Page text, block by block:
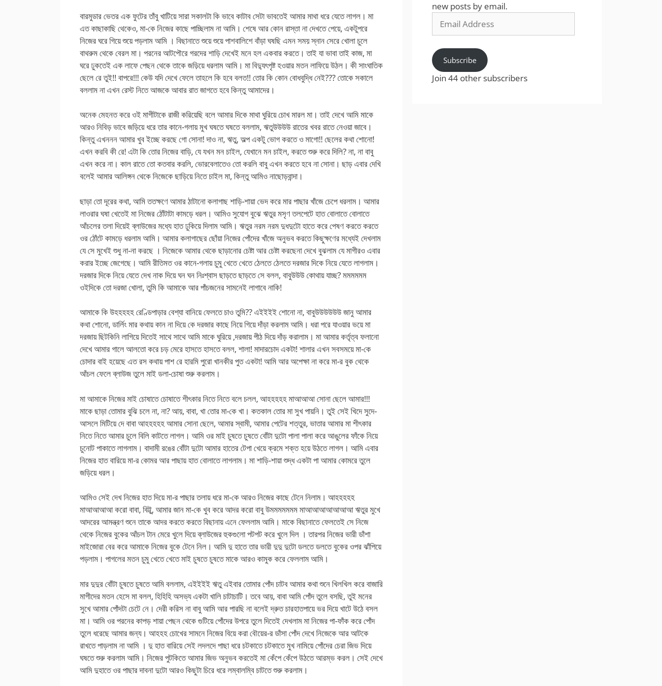
বারমুডার ভেতর এক ফুটের তাঁবু খাটিয়ে সারা সকালটা কি ভাবে কাটাব সেটা ভাবতেই আমার মাথা ধরে যেতে লাগল। মা
এত কাছাকাছি থেকেও, মা-কে নিজের কাছে পাচ্ছিলাম না আমি। শেষে আর কোন রাস্তা না দেখতে পেয়ে, একটুপরে
নিজের ঘরে গিয়ে শুয়ে পড়লাম আমি । বিছানাতে শুয়ে শুয়ে পাশবালিশে বাঁড়া ঘষছি এমন সময় স্নান সেরে খোলা চুলে
বাথরুম থেকে বেরল মা। পরনের আটপৌরে গরদের শাড়ি দেখেই মনে হল একবার করতে। তাই যা ভাবা তাই কাজ, মা
ঘরে ঢুকতেই এক লাফে পেছন থেকে তাকে জড়িয়ে ধরলাম আমি। মা বিদ্যুৎপৃষ্ট হওয়ার মতন লাফিয়ে উঠল। কী সাংঘাতিক
ছেলে রে তুই!! বাপরে!!! কেউ যদি দেখে ফেলে তাহলে কি হবে বলত!! তোর কি কোন বোধবুদ্ধি নেই??? তোকে সকালে
বললাম না এখন রেস্ট নিতে আজকে আবার রাত জাগতে হবে কিন্তু আমাদের।
অনেক মেহনত করে ওই মাগীটাকে রাজী করিয়েছি বলে আমার দিকে মাথা ঘুরিয়ে চোখ মারল মা। তাই দেখে আমি মাকে
আরও নিবিড় ভাবে জড়িয়ে ধরে তার কানে-গলায় মুখ ঘষতে ঘষতে বললাম, ঋতুউউউউ রাতের খবর রাতে নেওয়া জাবে।
কিন্তু এখননন আমার খুব ইচ্ছে করছে গো সোনা! দাও না, ঋতু, অল্প একটু ভোগ করতে ও মাগো!! ছেলের কথা শোনো!
এখন করবি কী রে! এটা কি তোর নিজের বাড়ি, যে যখন মন চাইল, যেখানে মন চাইল, করতে শুরু করে দিলি? না, না বাবু
এখন করে না। কাল রাতে তো কতবার করলি, ভোরবেলাতেও তো করলি বাবু এখন করতে হবে না সোনা। ছাড় এবার দেখি
বলেই আমার আলিঙ্গন থেকে নিজেকে ছাড়িয়ে নিতে চাইল মা, কিন্তু আমিও নাছোড়বান্দা।
ছাড়া তো দূরের কথা, আমি ততক্ষণে আমার ঠাটানো কলাগাছ শাড়ি-শায়া ভেদ করে মার পাছার খাঁজে চেপে ধরলাম। আমার
লাওরার ঘষা খেতেই মা নিজের ঠোঁটাটা কামড়ে ধরল। আমিও সুযোগ বুঝে ঋতুর মসৃণ তলপেটে হাত বোলাতে বোলাতে
আঁচলের তলা দিয়েই ব্লাউজের মধ্যে হাত ঢুকিয়ে দিলাম আমি। ঋতুর নরম নরম দুধদুটো হাতে করে পেষণ করতে করতে
ওর ঠোঁটে কামড়ে ধরলাম আমি। আমার কলাগাছের ছোঁয়া নিজের পোঁদের খাঁজে অনুভব করতে কিছুক্ষণের মধ্যেই দেখলাম
যে সে মুখেই শুধু না-না করছে । নিজেকে আমার থেকে ছাড়ানোর চেষ্টা আর চেষ্টা করছেনা দেখে বুঝলাম যে মাগীরও এবার
করার ইচ্ছে জেগেছে। আমি রীতিমত ওর কানে-গলায় চুমু খেতে খেতে ঠেলতে ঠেলতে দরজার দিকে নিয়ে যেতে লাগলাম।
দরজার দিকে নিয়ে যেতে দেখ নাক দিয়ে ঘন ঘন নিঃশ্বাস ছাড়তে ছাড়তে সে বলল, বাবুউউউ কোথায় যাচ্ছ? মমমমমম
ওইদিকে তো দরজা খোলা, তুমি কি আমাকে আর পাঁচজনের সামনেই লাগাবে নাকি!
আমাকে কি উহহহহহ রেণ্ডিপাড়ার বেশ্যা বানিয়ে ফেলতে চাও তুমি?? এইইইই শোনো না, বাবুউউউউউউ জানু আমার
কথা শোনো, ডার্লিং মার কথায় কান না দিয়ে কে দরজার কাছে নিয়ে গিয়ে দাঁড়া করলাম আমি। ধরা পরে যাওয়ার ভয়ে মা
দরজায় ছিটকিনি লাগিয়ে দিতেই সাথে সাথে আমি মাকে ঘুরিয়ে ,দরজায় পীঠ দিয়ে দাঁড় করালাম। মা আমার কর্তৃত্ব ফলানো
দেখে আমার গালে আলতো করে চড় মেরে হাসতে হাসতে বলল, শালা! মাদারচোদ একটা! শালার এখন সবসময়ে মা-কে
চোদার বাই হয়েছে এত রস কথায় পাশ রে হারমি পুরো খানকীর পুত একটা! আমি আর অপেক্ষা না করে মা-র বুক থেকে
আঁচল ফেলে ব্লাউজ তুলে মাই ডলা-চোষা শুরু করলাম।
মা আমাকে নিজের মাই চোষাতে চোষাতে শীৎকার নিতে নিতে বলে চলল, আহহহহহ মাআআআ সোনা ছেলে আমার!!!
মাকে ছাড়া তোমার বুঝি চলে না, না? আয়, বাবা, খা তোর মা-কে খা। কতকাল তোর মা সুখ পায়নি। তুই সেই খিদে সুদে-
আসলে মিটিয়ে দে বাবা আহহহহহ আমার সোনা ছেলে, আমার স্বামী, আমার পেটের শত্তুর, ভাতার আমার মা শীৎকার
নিতে নিতে আমার চুলে বিলি কাটতে লাগল। আমি ওর মাই চুষতে চুষতে বোঁটা দুটো পালা পালা করে আঙুলের ফাঁকে নিয়ে
চুনোট পাকাতে লাগলাম। বাদামী রঙের বোঁটা দুটো আমার হাতের টেপা খেয়ে ক্রমে শক্ত হয়ে উঠতে লাগল। আমি এবার
নিজের হাত বারিয়ে মা-র কোমর আর পাছায় হাত বোলাতে লাগলাম। মা শাড়ি-শায়া শুদ্ধ একটা পা আমার কোমরে তুলে
জড়িয়ে ধরল।
আমিও সেই দেখ নিজের হাত দিয়ে মা-র পাছার তলায় ধরে মা-কে আরও নিজের কাছে টেনে নিলাম। আহহহহহ
মাআআআআ করো বাবা, বিট্টু, আমার জান মা-কে খুব করে আদর করো বাবু উমমমমমমম মাআআআআআআআ ঋতুর মুখে
আদরের আমন্ত্রণ শুনে তাকে আদর করতে করতে বিছানায় এনে ফেললাম আমি। মাকে বিছানাতে ফেলতেই সে নিজে
থেকে নিজের বুকের আঁচল টান মেরে খুলে দিয়ে ব্লাউজের হুকগুলো পটপট করে খুলে দিল । তারপর নিজের ভারী ডাঁশা
মাইজোরা বের করে আমাকে নিজের বুকে টেনে নিল। আমি দু হাতে তার ভারী দুদু দুটো ডলতে ডলতে বুকের ওপর ঝাঁপিয়ে
পড়লাম। পাগলের মতন চুমু খেতে খেতে মাই চুষতে চুষতে মাকে আরও কামুক করে ফেললাম আমি।
মার দুদুর বোঁটা চুষতে চুষতে আমি বললাম, এইইইই ঋতু এইবার তোমার পোঁদ চাটব আমার কথা শুনে খিলখিল করে বাজারি
মাগীদের মতন হেসে মা বলল, হিহিহি অসভ্য একটা খালি চাটাচাটি। তবে আয়, বাবা আমি পোঁদ তুলে বসছি, তুই মনের
সুখে আমার পোঁদটা চেটে নে। দেরী করিস না বাবু আমি আর পারছি না বলেই দ্রুত চারহাতপায়ে ভর দিয়ে খাটে উঠে বসল
মা। আমি ওর পরনের কাপড় শায়া পেছন থেকে গুটিয়ে পোঁদের উপরে তুলে দিতেই দেখলাম মা নিজের পা-ফাঁক করে পোঁদ
তুলে ধরেছে আমার জন্য। আহহহ চোখের সামনে নিজের বিয়ে করা বৌয়ের-র ডাঁসা পোঁদ দেখে নিজেকে আর আটকে
রাখতে পাড়লাম না আমি । দু হাত বারিয়ে সেই লদলদে পাছা ধরে চটকাতে চটকাতে মুখ নামিয়ে পোঁদের চেরা জিভ দিয়ে
ঘষতে শুরু করলাম আমি। নিজের পুটকিতে আমার জিভ অনুভব করতেই মা কেঁপে কেঁপে উঠতে আরম্ভ করল। সেই দেখে
আমি দুহাতে ওর পাছার দাবনা দুটো আরও কিছুটা চিরে ধরে লম্বালম্বি চাটতে শুরু করলাম।
new posts by email.
Address
Subscribe
Join 44 other subscribers